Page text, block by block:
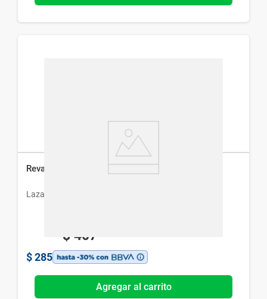
Revalidan Forte Gotas x 20 ml
Lazar
$ 407
$ 285
Agregar al carrito